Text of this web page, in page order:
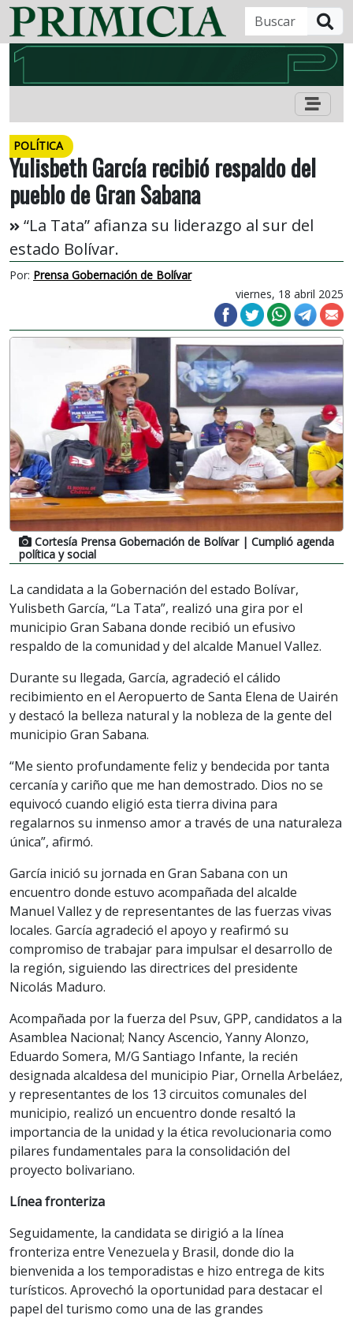
POLÍTICA
Yulisbeth García recibió respaldo del
pueblo de Gran Sabana
“La Tata” afianza su liderazgo al sur del
estado Bolívar.
Por: Prensa Gobernación de Bolívar
viernes, 18 abril 2025
Cortesía Prensa Gobernación de Bolívar| Cumplió agenda
política y social
La candidata a la Gobernación del estado Bolívar,
Yulisbeth García, “La Tata”, realizó una gira por el
municipio Gran Sabana donde recibió un efusivo
respaldo de la comunidad y del alcalde Manuel Vallez.
Durante su llegada, García, agradeció el cálido
recibimiento en el Aeropuerto de Santa Elena de Uairén
y destacó la belleza natural y la nobleza de la gente del
municipio Gran Sabana.
“Me siento profundamente feliz y bendecida por tanta
cercanía y cariño que me han demostrado. Dios no se
equivocó cuando eligió esta tierra divina para
regalarnos su inmenso amor a través de una naturaleza
única”, afirmó.
García inició su jornada en Gran Sabana con un
encuentro donde estuvo acompañada del alcalde
Manuel Vallez y de representantes de las fuerzas vivas
locales. García agradeció el apoyo y reafirmó su
compromiso de trabajar para impulsar el desarrollo de
la región, siguiendo las directrices del presidente
Nicolás Maduro.
Acompañada por la fuerza del Psuv, GPP, candidatos a la
Asamblea Nacional; Nancy Ascencio, Yanny Alonzo,
Eduardo Somera, M/G Santiago Infante, la recién
designada alcaldesa del municipio Piar, Ornella Arbeláez,
y representantes de los 13 circuitos comunales del
municipio, realizó un encuentro donde resaltó la
importancia de la unidad y la ética revolucionaria como
pilares fundamentales para la consolidación del
proyecto bolivariano.
Línea fronteriza
Seguidamente, la candidata se dirigió a la línea
fronteriza entre Venezuela y Brasil, donde dio la
bienvenida a los temporadistas e hizo entrega de kits
turísticos. Aprovechó la oportunidad para destacar el
papel del turismo como una de las grandes